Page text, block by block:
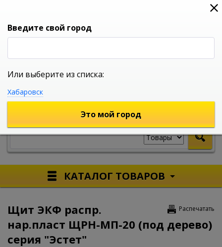
0
УНИВЕРСАЛЬНЫЙ ИНТЕРНЕТ МАГАЗИН
КАТАЛОГ ТОВАРОВ
Распечатать
Щит ЭКФ распр.
нар.пласт ЩРН-МП-20 (под дерево)
серия "Эстет"
Введите свой город
Или выберите из списка:
Хабаровск
Это мой город